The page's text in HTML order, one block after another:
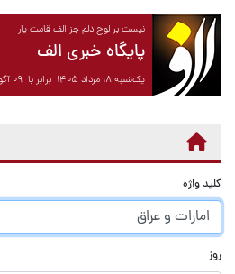
نیست بر لوح دلم جز الف قامت یار
پایگاه خبری الف
یک‌شنبه ۱۸ مرداد ۱۴۰۵ برابر با ۰۹ آگوست ۲۰۲۶
کلید واژه
روز